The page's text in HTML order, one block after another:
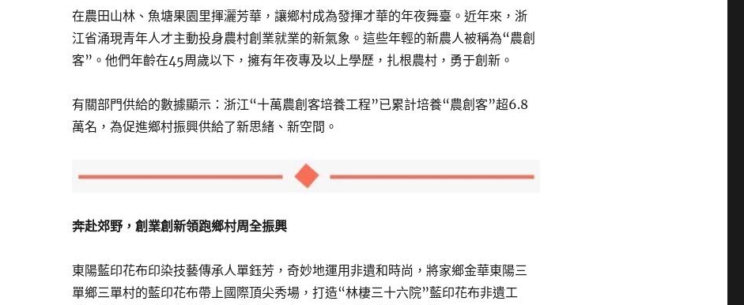
在農田山林、魚塘果園里揮灑芳華，讓鄉村成為發揮才華的年夜舞臺。近年來，浙
江省涌現青年人才主動投身農村創業就業的新氣象。這些年輕的新農人被稱為“農創
客”。他們年齡在45周歲以下，擁有年夜專及以上學歷，扎根農村，勇于創新。
有關部門供給的數據顯示：浙江“十萬農創客培養工程”已累計培養“農創客”超6.8
萬名，為促進鄉村振興供給了新思緒、新空間。
奔赴郊野，創業創新領跑鄉村周全振興
東陽藍印花布印染技藝傳承人單鈺芳，奇妙地運用非遺和時尚，將家鄉金華東陽三
單鄉三單村的藍印花布帶上國際頂尖秀場，打造“林棲三十六院”藍印花布非遺工